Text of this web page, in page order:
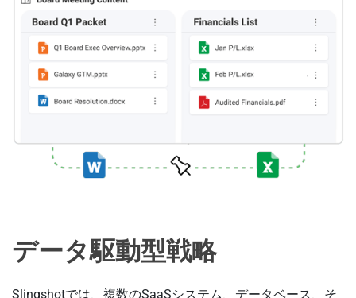
データ駆動型戦略
Slingshotでは、複数のSaaSシステム、データベース、そ